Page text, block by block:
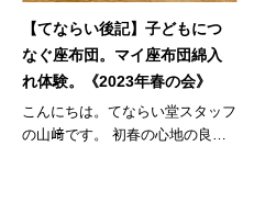
【てならい後記】子どもにつ
なぐ座布団。マイ座布団綿入
れ体験。《2023年春の会》
こんにちは。てならい堂スタッフ
の山﨑です。 初春の心地の良い